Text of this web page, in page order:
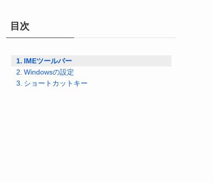
目次
IMEツールバー
Windowsの設定
ショートカットキー